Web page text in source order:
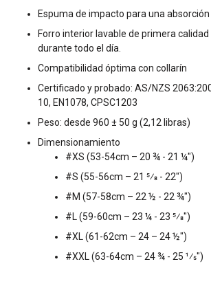
Espuma de impacto para una
Forro interior lavable de primera
durante todo el día.
Compatibilidad óptima con collarín
Certificado y probado: AS/NZS
10, EN1078, CPSC1203
Peso: desde 960 ± 50 g (2,12 libras)
Dimensionamiento
#XS (53-54cm – 20 ¾ - 21 ¼")
#S (55-56cm – 21 5⁄8 - 22")
#M (57-58cm – 22 ½ - 22 ¾")
#L (59-60cm – 23 ¼ - 23 5⁄8")
#XL (61-62cm – 24 – 24 ½")
#XXL (63-64cm – 24 ¾ - 25 1⁄5")